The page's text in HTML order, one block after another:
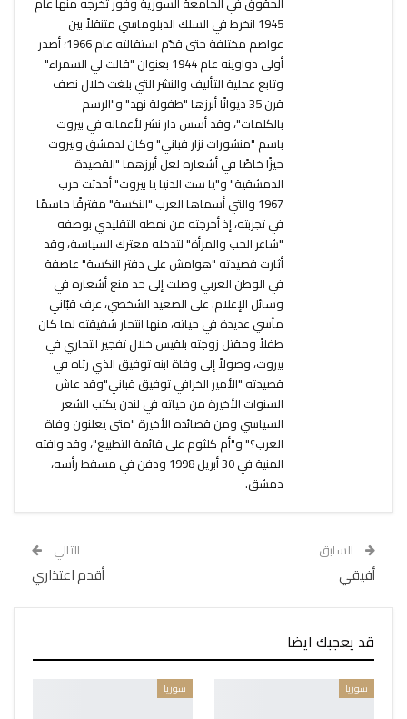
1945 انخرط في السلك الدبلوماسي متنقلاً بين
عواصم مختلفة حتى قدّم استقالته عام 1966؛ أصدر
أولى دواوينه عام 1944 بعنوان "قالت لي السمراء"
وتابع عملية التأليف والنشر التي بلغت خلال نصف
قرن 35 ديوانًا أبرزها "طفولة نهد" و"الرسم
بالكلمات"، وقد أسس دار نشر لأعماله في بيروت
باسم "منشورات نزار قباني" وكان لدمشق وبيروت
حيزًا خاصًا في أشعاره لعل أبرزهما "القصيدة
الدمشقية" و"يا ست الدنيا يا بيروت" أحدثت حرب
1967 والتي أسماها العرب "النكسة" مفترقًا حاسمًا
في تجربته، إذ أخرجته من نمطه التقليدي بوصفه
"شاعر الحب والمرأة" لتدخله معترك السياسة، وقد
أثارت قصيدته "هوامش على دفتر النكسة" عاصفة
في الوطن العربي وصلت إلى حد منع أشعاره في
وسائل الإعلام. على الصعيد الشخصي، عرف قبّاني
مآسي عديدة في حياته، منها انتحار شقيقته لما كان
طفلاً ومقتل زوجته بلقيس خلال تفجير انتحاري في
بيروت، وصولاً إلى وفاة ابنه توفيق الذي رثاه في
قصيدته "الأمير الخرافي توفيق قباني"وقد عاش
السنوات الأخيرة من حياته في لندن يكتب الشعر
السياسي ومن قصائده الأخيرة "متى يعلنون وفاة
العرب؟" و"أم كلثوم على قائمة التطبيع"، وقد وافته
المنية في 30 أبريل 1998 ودفن في مسقط رأسه،
دمشق.
السابق
أفيقي
التالي
أقدم اعتذاري
قد يعجبك ايضا
سوريا سوريا